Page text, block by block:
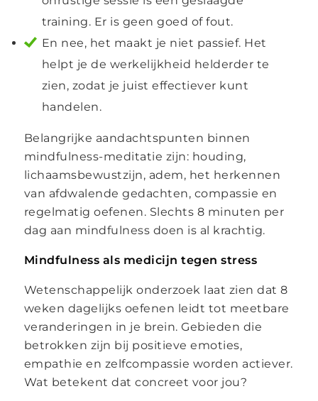
training. Er is geen goed of fout.
En nee, het maakt je niet passief. Het
helpt je de werkelijkheid helderder te
zien, zodat je juist effectiever kunt
handelen.
Belangrijke aandachtspunten binnen
mindfulness-meditatie zijn: houding,
lichaamsbewustzijn, adem, het herkennen
van afdwalende gedachten, compassie en
regelmatig oefenen. Slechts 8 minuten per
dag aan mindfulness doen is al krachtig.
Mindfulness als medicijn tegen stress
Wetenschappelijk onderzoek laat zien dat 8
weken dagelijks oefenen leidt tot meetbare
veranderingen in je brein. Gebieden die
betrokken zijn bij positieve emoties,
empathie en zelfcompassie worden actiever.
Wat betekent dat concreet voor jou?